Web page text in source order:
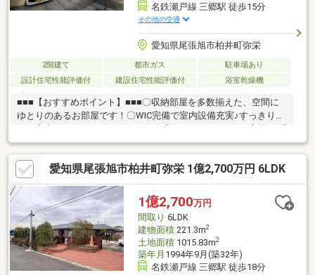
名鉄瀬戸線 三郷駅 徒歩15分
その他の交通
愛知県尾張旭市柏井町弥栄
2階建て 都市ガス
駐車場あり
設計住宅性能評価付
建設住宅性能評価付 浴室乾燥機
■■■【おすすめポイント】■■■〇収納部屋を多数揃えた、空間に
ゆとりのあるお部屋です！〇WIC完備で室内設備充実♪すっきりと
ライベート空間も確保可能です！〇南東に面した大きなバルコニ
ーでは、ご家族やご友人とBBQなどを楽しむこともできます♪〇敷
地内にはお庭もあり、ガーデニングなど趣味のスペースとしても
お使いいただけます◎〇増築施工済のサンルームは、お洗濯やく
つろぎスペースといった活かし方をすることで充実した住環境に♪
愛知県尾張旭市柏井町弥栄 1億2,700万円 6LDK
1億2,700万円
間取り 6LDK
建物面積221.3m2
土地面積1015.83m2
築年月 1994年9月(築32年)
名鉄瀬戸線 三郷駅 徒歩18分